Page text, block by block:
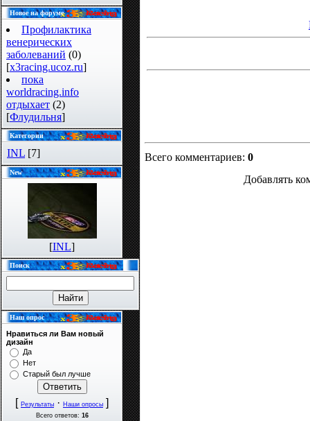
Новое на форуме
Профилактика
венерических
заболеваний (0)
[x3racing.ucoz.ru]
пока
worldracing.info
отдыхает (2)
[Флудильня]
Категории
INL [7]
New
[INL]
Поиск
Наш опрос
Нравиться ли Вам новый
дизайн
Да
Нет
Старый был лучше
[ Результаты · Наши опросы ]
Всего ответов: 16
Всего комментариев: 0
Добавлять